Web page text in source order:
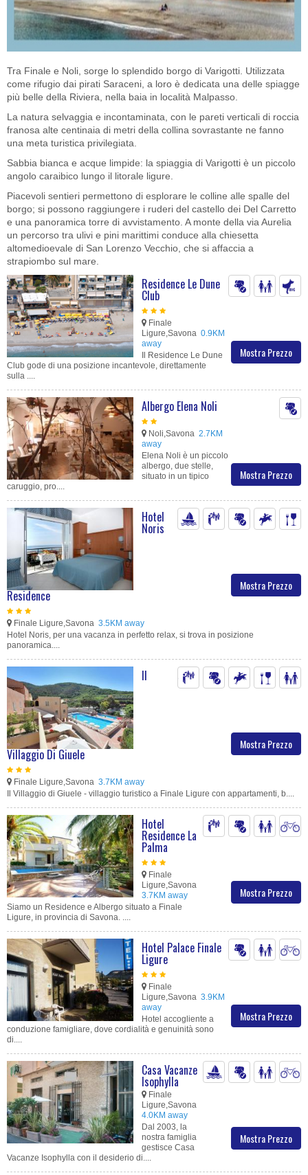
Tra Finale e Noli, sorge lo splendido borgo di Varigotti. Utilizzata
come rifugio dai pirati Saraceni, a loro è dedicata una delle spiagge
più belle della Riviera, nella baia in località Malpasso.
La natura selvaggia e incontaminata, con le pareti verticali di roccia
franosa alte centinaia di metri della collina sovrastante ne fanno
una meta turistica privilegiata.
Sabbia bianca e acque limpide: la spiaggia di Varigotti è un piccolo
angolo caraibico lungo il litorale ligure.
Piacevoli sentieri permettono di esplorare le colline alle spalle del
borgo; si possono raggiungere i ruderi del castello dei Del Carretto
e una panoramica torre di avvistamento. A monte della via Aurelia
un percorso tra ulivi e pini marittimi conduce alla chiesetta
altomedioevale di San Lorenzo Vecchio, che si affaccia a
strapiombo sul mare.
Mostra Prezzo
Residence Le Dune
Club
Finale
Ligure,Savona 0.9KM
away
Il Residence Le Dune
Club gode di una posizione incantevole, direttamente
sulla ....
Mostra Prezzo
Albergo Elena Noli
Noli,Savona 2.7KM
away
Elena Noli è un piccolo
albergo, due stelle,
situato in un tipico
caruggio, pro....
Mostra Prezzo
Hotel
Noris
Residence
Finale Ligure,Savona 3.5KM away
Hotel Noris, per una vacanza in perfetto relax, si trova in posizione
panoramica....
Mostra Prezzo
Il
Villaggio Di Giuele
Finale Ligure,Savona 3.7KM away
Il Villaggio di Giuele - villaggio turistico a Finale Ligure con appartamenti, b....
Mostra Prezzo
Hotel
Residence La
Palma
Finale
Ligure,Savona
3.7KM away
Siamo un Residence e Albergo situato a Finale
Ligure, in provincia di Savona. ....
Mostra Prezzo
Hotel Palace Finale
Ligure
Finale
Ligure,Savona 3.9KM
away
Hotel accogliente a
conduzione famigliare, dove cordialità e genuinità sono
di....
Mostra Prezzo
Casa Vacanze
Isophylla
Finale
Ligure,Savona
4.0KM away
Dal 2003, la
nostra famiglia
gestisce Casa
Vacanze Isophylla con il desiderio di....